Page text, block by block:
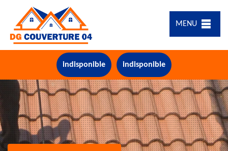
MENU
indisponible indisponible